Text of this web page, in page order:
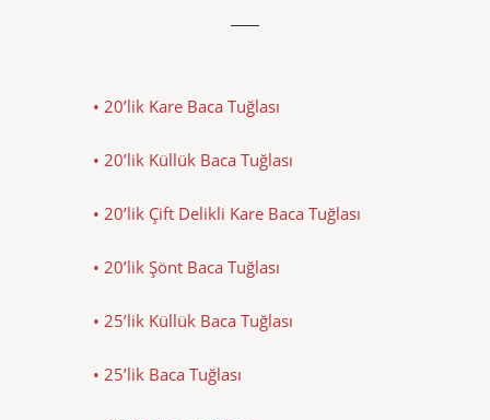
• 20’lik Kare Baca Tuğlası
• 20’lik Küllük Baca Tuğlası
• 20’lik Çift Delikli Kare Baca Tuğlası
• 20’lik Şönt Baca Tuğlası
• 25’lik Küllük Baca Tuğlası
• 25’lik Baca Tuğlası